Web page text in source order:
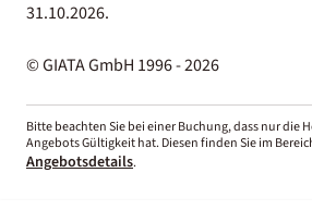
31.10.2026.
© GIATA GmbH 1996 - 2026
Bitte beachten Sie bei einer Buchung, dass nur die
Angebots Gültigkeit hat. Diesen finden Sie im
Angebotsdetails.